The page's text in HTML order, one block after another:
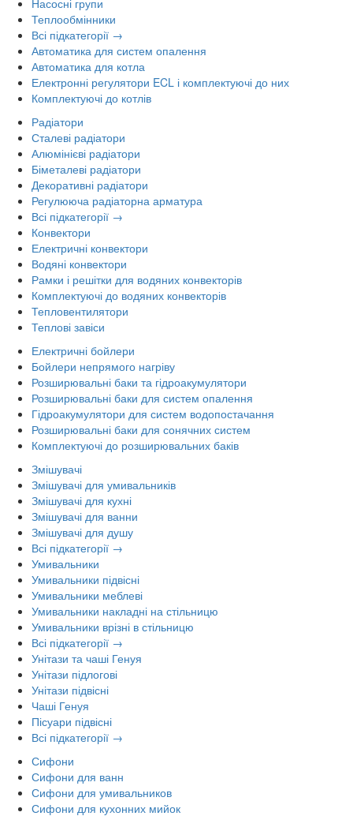
Теплообмінники
Всі підкатегорії →
Автоматика для систем опалення
Автоматика для котла
Електронні регулятори ECL і комплектуючі до них
Комплектуючі до котлів
Радіатори
Сталеві радіатори
Алюмінієві радіатори
Біметалеві радіатори
Декоративні радіатори
Регулююча радіаторна арматура
Всі підкатегорії →
Конвектори
Електричні конвектори
Водяні конвектори
Рамки і решітки для водяних конвекторів
Комплектуючі до водяних конвекторів
Тепловентилятори
Теплові завіси
Електричні бойлери
Бойлери непрямого нагріву
Розширювальні баки та гідроакумулятори
Розширювальні баки для систем опалення
Гідроакумулятори для систем водопостачання
Розширювальні баки для сонячних систем
Комплектуючі до розширювальних баків
Змішувачі
Змішувачі для умивальників
Змішувачі для кухні
Змішувачі для ванни
Змішувачі для душу
Всі підкатегорії →
Умивальники
Умивальники підвісні
Умивальники меблеві
Умивальники накладні на стільницю
Умивальники врізні в стільницю
Всі підкатегорії →
Унітази та чаші Генуя
Унітази підлогові
Унітази підвісні
Чаші Генуя
Пісуари підвісні
Всі підкатегорії →
Сифони
Сифони для ванн
Сифони для умивальников
Сифони для кухонних мийок